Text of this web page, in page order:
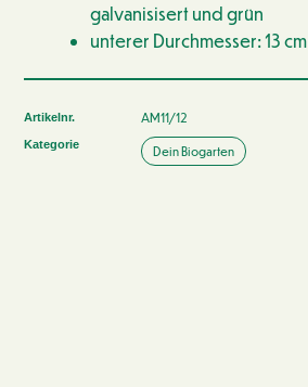
galvanisisert und grün
unterer Durchmesser: 13 cm
Artikelnr. AM11/12
Kategorie Dein Biogarten